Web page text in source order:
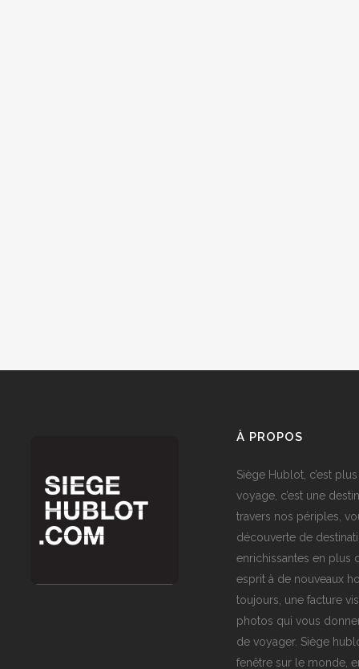
À PROPOS
Siège Hublot, c’est
voyage, c’est une
travers nos périples,
découverte de
enrichissantes en plus
esprit à de nouveaux
toujours, une facture
photos qui vous
de voyager. Siège
fenêtre sur le monde,